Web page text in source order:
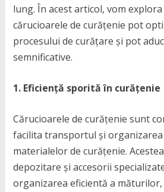
lung. În acest articol, vom
cărucioarele de curățenie pot
procesului de curățare și pot
semnificative.
1. Eficiență sporită în curățenie
Cărucioarele de curățenie sunt
facilita transportul și
materialelor de curățenie.
depozitare și accesorii
organizarea eficientă a